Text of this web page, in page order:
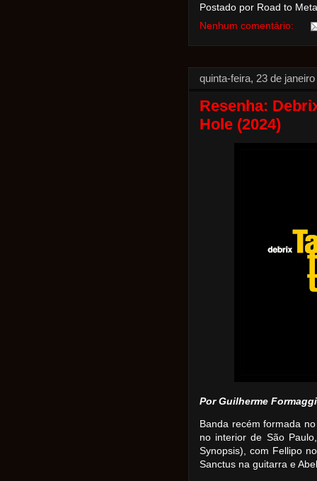
Postado por Road to
Nenhum comentário:
quinta-feira, 23 de
Resenha:
Hole (2024)
Por Guilherme
Banda recém formada
no interior de São
Synopsis), com Fellipo
Sanctus na guitarra e